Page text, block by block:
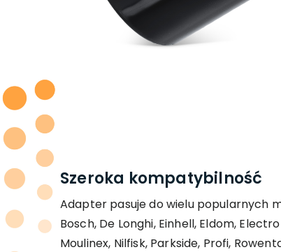
Szeroka kompatybilność
Adapter pasuje do wielu popularnych
Bosch, De Longhi, Einhell, Eldom,
Moulinex, Nilfisk, Parkside, Profi,